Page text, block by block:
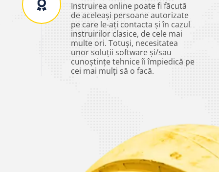
Instruirea online poate fi făcută
de aceleași persoane autorizate
pe care le-ați contacta și în cazul
instruirilor clasice, de cele mai
multe ori. Totuși, necesitatea
unor soluții software și/sau
cunoștințe tehnice îi împiedică pe
cei mai mulți să o facă.